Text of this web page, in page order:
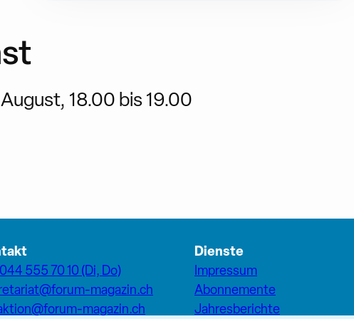
18.00 bis 19.00
555 70 10 (Di, Do)
magazin.ch
magazin.ch
Dienste
Impressum
Abonnemente
Jahresberichte